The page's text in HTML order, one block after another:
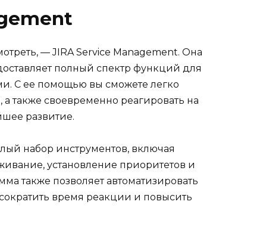
— JIRA Service Management. Она
полный спектр функций для
С ее помощью вы сможете легко
также своевременно реагировать на
развитие.
набор инструментов, включая
установление приоритетов и
также позволяет автоматизировать
время реакции и повысить